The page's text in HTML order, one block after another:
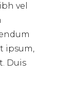
vel
ipsum,
Duis